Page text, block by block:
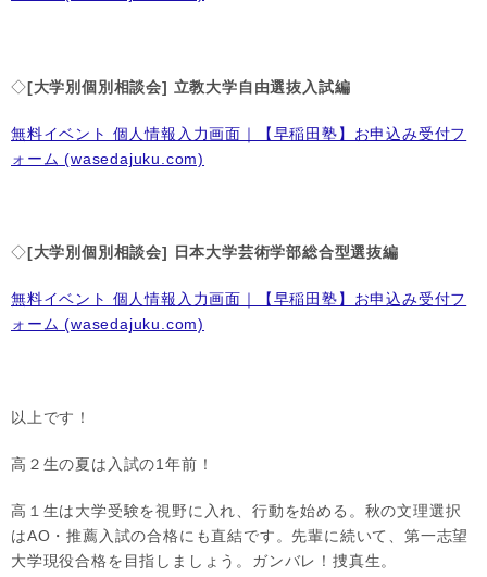
◇[大学別個別相談会] 立教大学自由選抜入試編
無料イベント 個人情報入力画面｜【早稲田塾】お申込み受付フ
ォーム (wasedajuku.com)
◇[大学別個別相談会] 日本大学芸術学部総合型選抜編
無料イベント 個人情報入力画面｜【早稲田塾】お申込み受付フ
ォーム (wasedajuku.com)
以上です！
高２生の夏は入試の1年前！
高１生は大学受験を視野に入れ、行動を始める。秋の文理選択
はAO・推薦入試の合格にも直結です。先輩に続いて、第一志望
大学現役合格を目指しましょう。ガンバレ！捜真生。